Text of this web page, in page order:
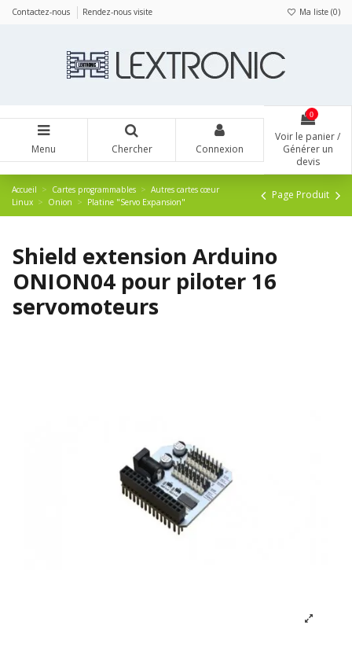
Contactez-nous Rendez-nous visite Ma liste (0)
Menu Chercher Connexion
0
Voir le panier /
Générer un
devis
Accueil Cartes programmables
Autres cartes cœur
Linux
Onion Platine "Servo Expansion"
Page Produit
Shield extension Arduino
ONION04 pour piloter 16
servomoteurs
Panneau de gestion des cookies